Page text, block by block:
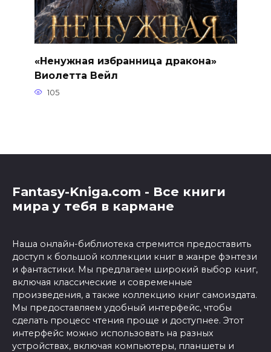
«Ненужная избранница дракона»
Виолетта Вейл
105
Fantasy-Kniga.com - Все книги
мира у тебя в кармане
Наша онлайн-библиотека стремится предоставить
доступ к большой коллекции книг в жанре фэнтези
и фантастики. Мы предлагаем широкий выбор книг,
включая классические и современные
произведения, а также коллекцию книг самоиздата.
Мы предоставляем удобный интерфейс, чтобы
сделать процесс чтения проще и доступнее. Этот
интерфейс можно использовать на разных
устройствах, включая компьютеры, планшеты и